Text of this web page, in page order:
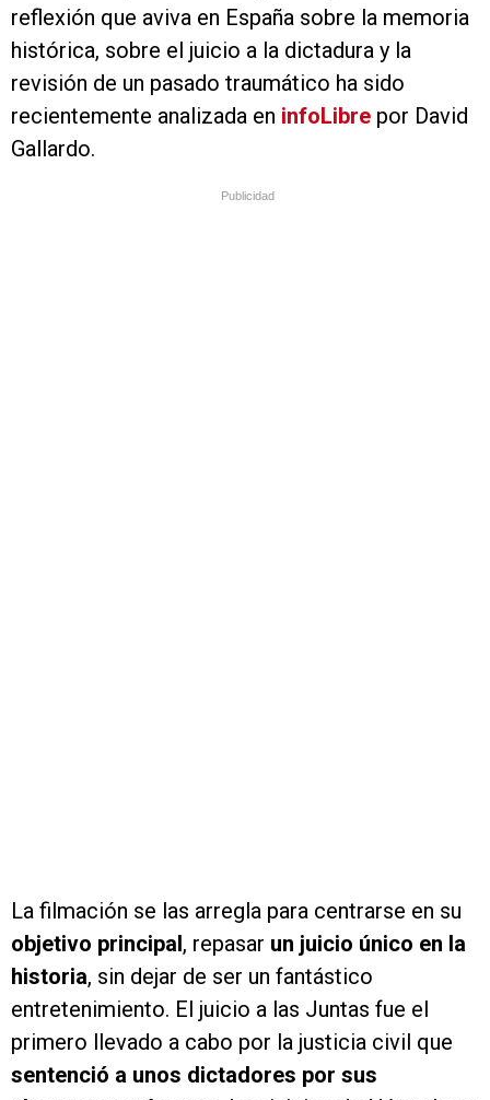
reflexión que aviva en España sobre la memoria
histórica, sobre el juicio a la dictadura y la
revisión de un pasado traumático ha sido
recientemente analizada en infoLibre por David
Gallardo.
Publicidad
La filmación se las arregla para centrarse en su
objetivo principal, repasar un juicio único en la
historia, sin dejar de ser un fantástico
entretenimiento. El juicio a las Juntas fue el
primero llevado a cabo por la justicia civil que
sentenció a unos dictadores por sus